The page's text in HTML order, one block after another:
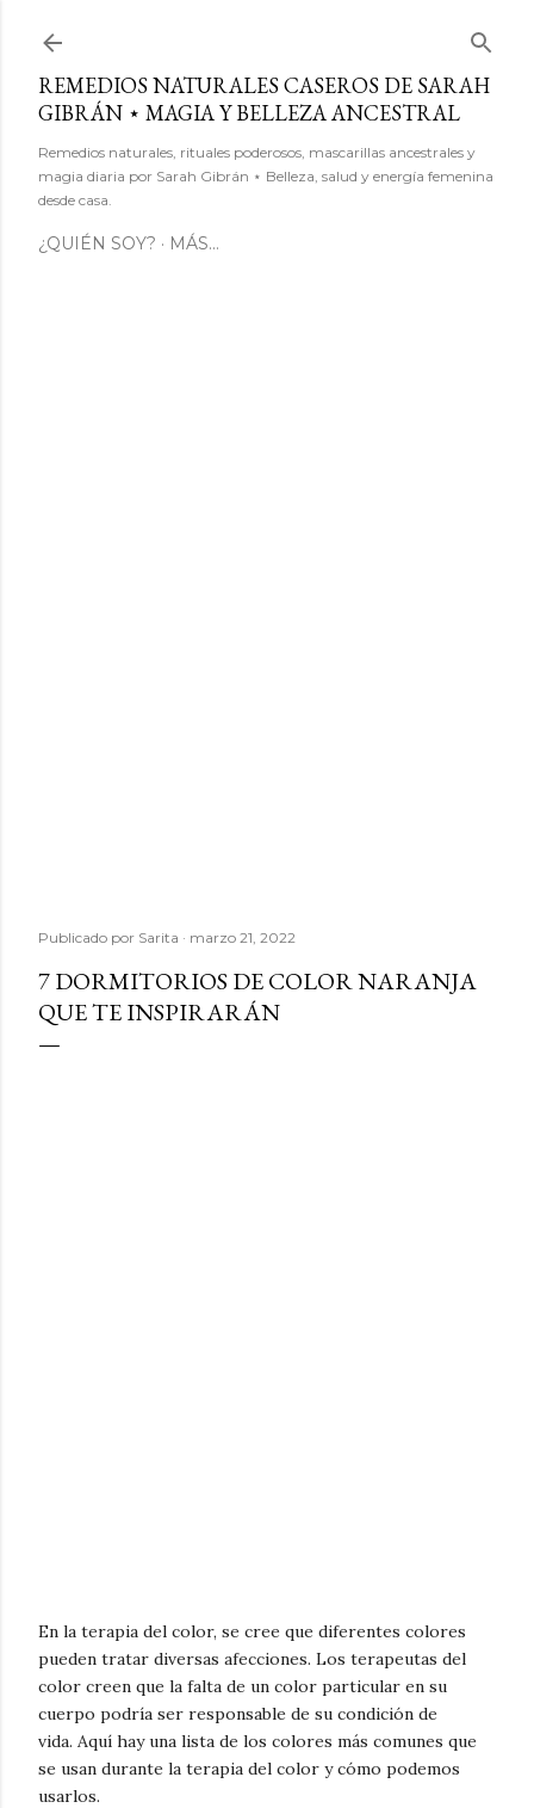
REMEDIOS NATURALES CASEROS DE SARAH
GIBRÁN ⋆ MAGIA Y BELLEZA ANCESTRAL
Remedios naturales, rituales poderosos, mascarillas ancestrales y
magia diaria por Sarah Gibrán ⋆ Belleza, salud y energía femenina
desde casa.
¿QUIÉN SOY? MÁS…
Publicado por Sarita marzo 21, 2022
7 DORMITORIOS DE COLOR NARANJA
QUE TE INSPIRARÁN
En la terapia del color, se cree que diferentes colores
pueden tratar diversas afecciones. Los terapeutas del
color creen que la falta de un color particular en su
cuerpo podría ser responsable de su condición de
vida. Aquí hay una lista de los colores más comunes que
se usan durante la terapia del color y cómo podemos
usarlos.